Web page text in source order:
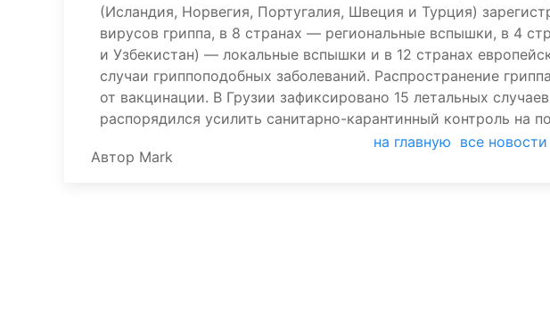
(Исландия, Норвегия, Португалия, Швеция и Турция)
вирусов гриппа, в 8 странах — региональные вспышки, в 4
и Узбекистан) — локальные вспышки и в 12 странах
случаи гриппоподобных заболеваний. Распространение
от вакцинации. В Грузии зафиксировано 15 летальных
распорядился усилить санитарно-карантинный контроль на
Автор Mark
на главную все новости